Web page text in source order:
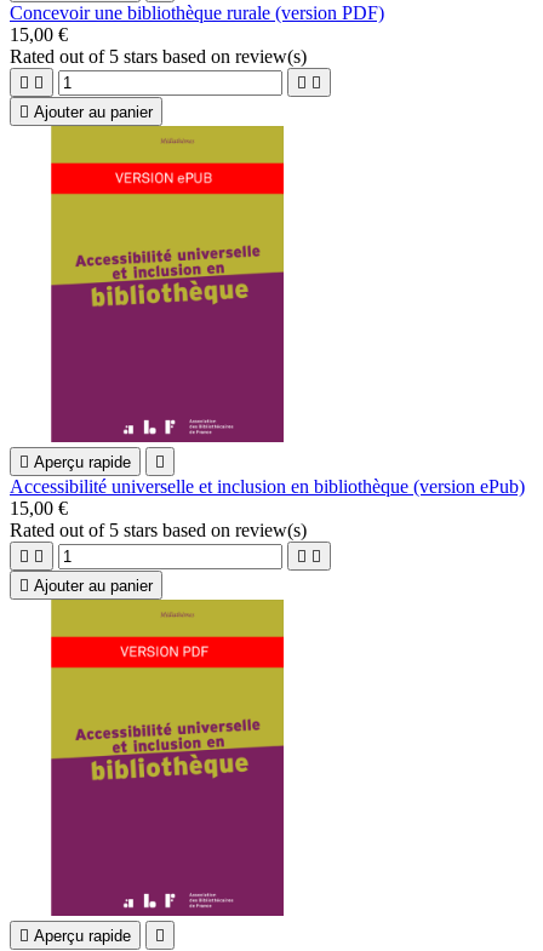
Concevoir une bibliothèque rurale (version PDF)
15,00 €
Rated out of 5 stars based on review(s)
   
 Ajouter au panier
 Aperçu rapide 
Accessibilité universelle et inclusion en bibliothèque (version ePub)
15,00 €
Rated out of 5 stars based on review(s)
   
 Ajouter au panier
 Aperçu rapide 